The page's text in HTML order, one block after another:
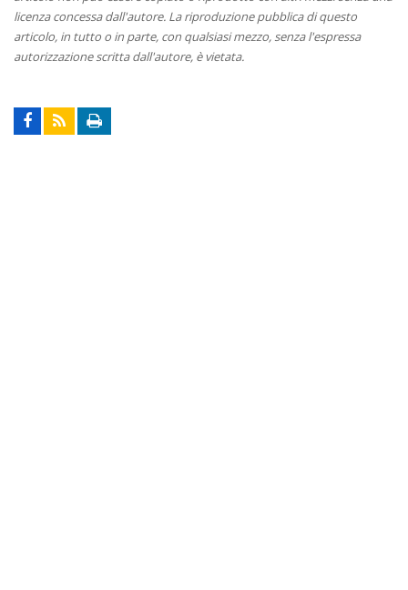
licenza concessa dall'autore. La riproduzione pubblica di questo
articolo, in tutto o in parte, con qualsiasi mezzo, senza l'espressa
autorizzazione scritta dall'autore, è vietata.